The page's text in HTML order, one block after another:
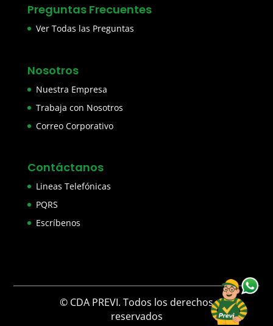
Preguntas Frecuentes
Ver Todas las Preguntas
Nosotros
Nuestra Empresa
Trabaja con Nosotros
Correo Corporativo
Contáctanos
Lineas Telefónicas
PQRS
Escríbenos
© CDA PREVI. Todos los derechos
reservados